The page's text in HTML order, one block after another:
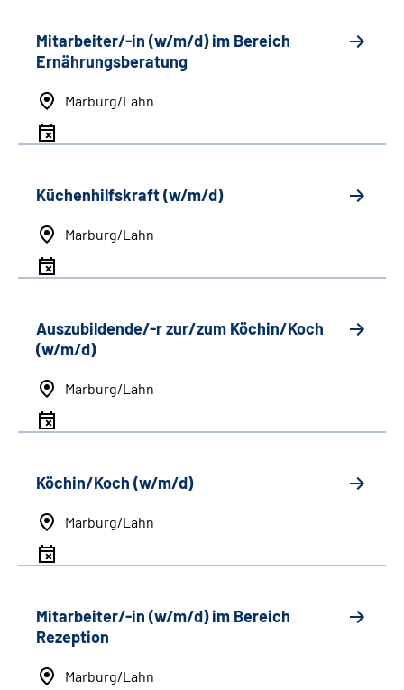
Mitarbeiter/-in (w/m/d) im Bereich
Ernährungsberatung
Marburg/Lahn
Küchenhilfskraft (w/m/d)
Marburg/Lahn
Auszubildende/-r zur/zum Köchin/Koch
(w/m/d)
Marburg/Lahn
Köchin/Koch (w/m/d)
Marburg/Lahn
Mitarbeiter/-in (w/m/d) im Bereich
Rezeption
Marburg/Lahn